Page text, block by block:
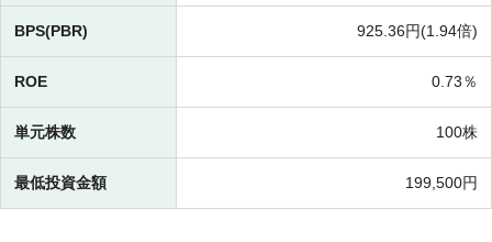
BPS(PBR) 925.36円(1.94倍)
ROE 0.73％
単元株数 100株
最低投資金額 199,500円